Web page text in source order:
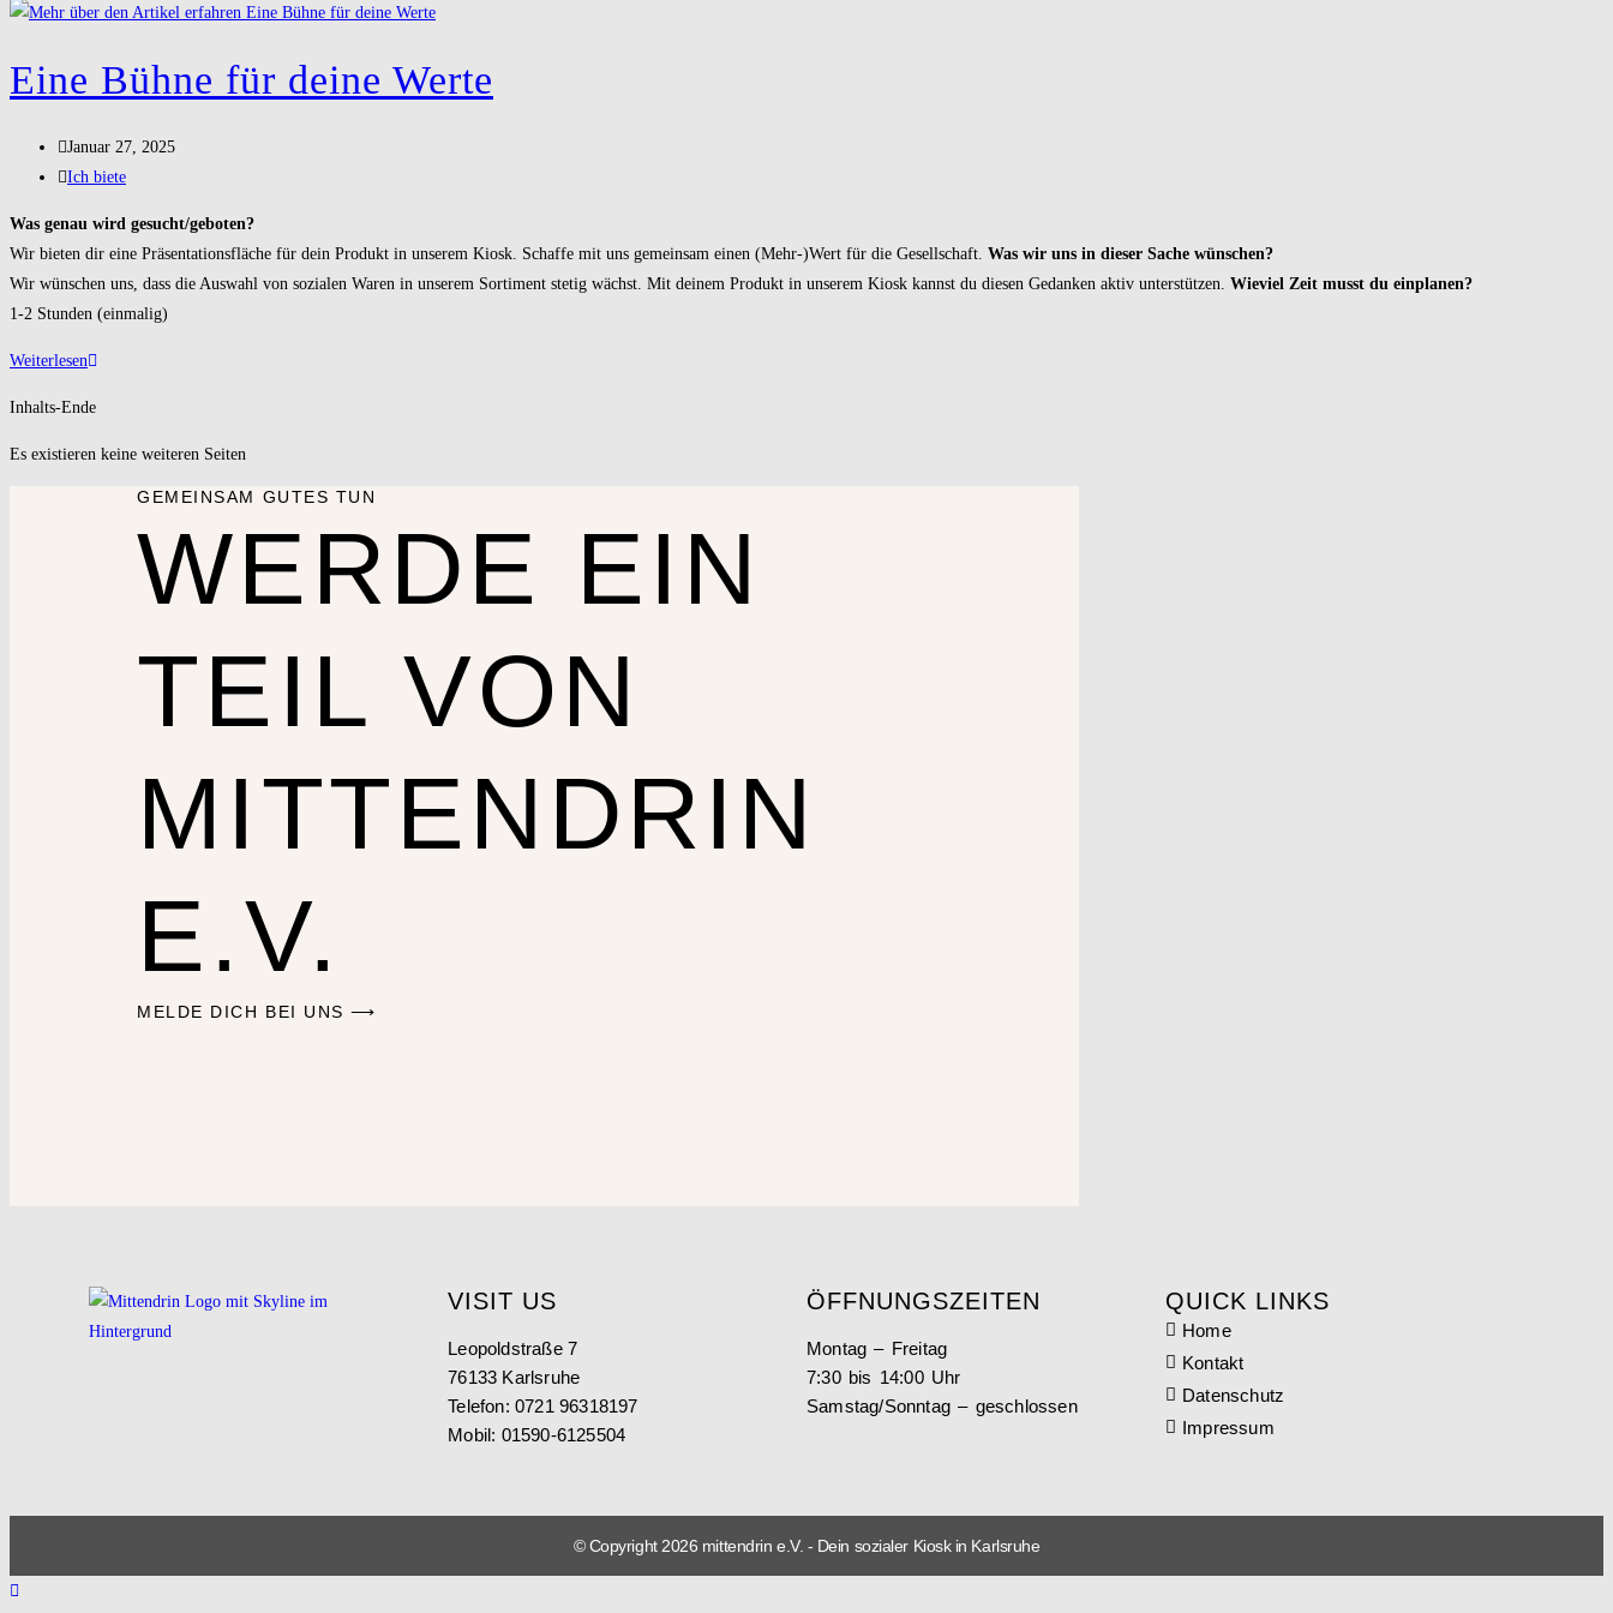
Eine Bühne für deine Werte
Januar 27, 2025
Ich biete
Was genau wird gesucht/geboten?
Wir bieten dir eine Präsentationsfläche für dein Produkt in unserem Kiosk. Schaffe mit uns gemeinsam einen (Mehr-)Wert für die Gesellschaft. Was wir uns in dieser Sache wünschen?
Wir wünschen uns, dass die Auswahl von sozialen Waren in unserem Sortiment stetig wächst. Mit deinem Produkt in unserem Kiosk kannst du diesen Gedanken aktiv unterstützen. Wieviel Zeit musst du einplanen?
1-2 Stunden (einmalig)
Weiterlesen
Inhalts-Ende
Es existieren keine weiteren Seiten
GEMEINSAM GUTES TUN
WERDE EIN
TEIL VON
MITTENDRIN
E.V.
MELDE DICH BEI UNS ⟶
VISIT US
Leopoldstraße 7
76133 Karlsruhe
Telefon: 0721 96318197
Mobil: 01590-6125504
ÖFFNUNGSZEITEN
Montag – Freitag
7:30 bis 14:00 Uhr
Samstag/Sonntag – geschlossen
QUICK LINKS
Home
Kontakt
Datenschutz
Impressum
© Copyright 2026 mittendrin e.V. - Dein sozialer Kiosk in Karlsruhe